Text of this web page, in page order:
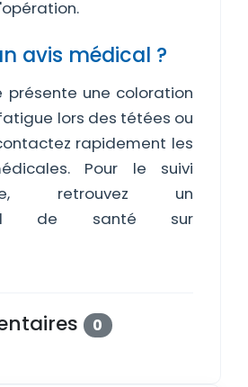
avis médical ?
présente une coloration
lors des tétées ou
rapidement les
Pour le suivi
retrouvez un
de santé sur
0